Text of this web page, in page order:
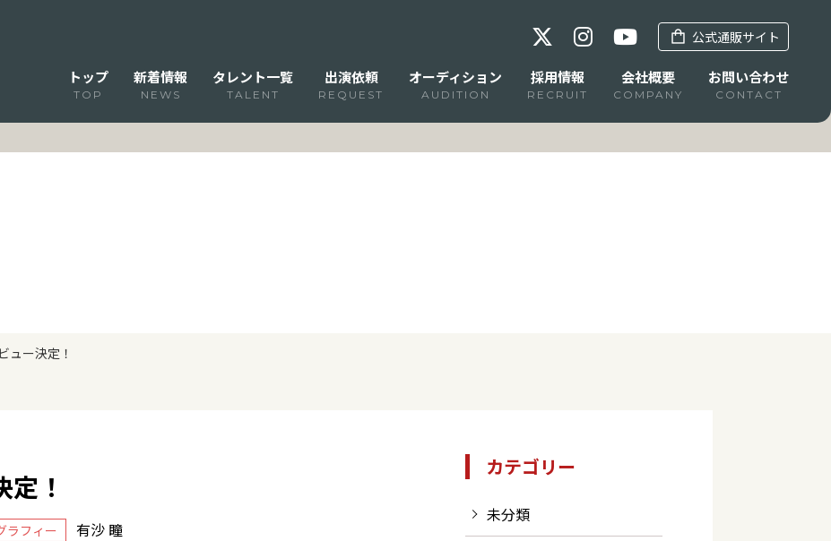
公式通販サイト
トップ
TOP
新着情報
NEWS
タレント一覧
TALENT
出演依頼
REQUEST
オーディション
AUDITION
採用情報
RECRUIT
会社概要
COMPANY
お問い合わせ
CONTACT
ュー決定！
！
ラフィー 有沙 瞳
カテゴリー
未分類